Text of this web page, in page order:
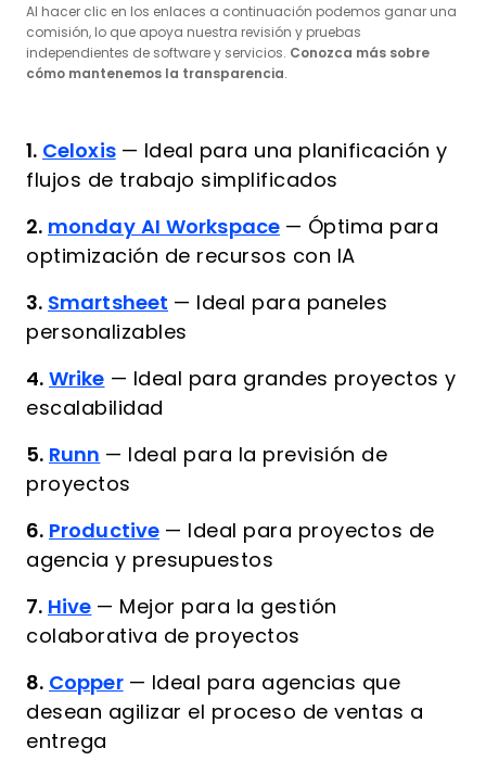
Al hacer clic en los enlaces a continuación podemos ganar una
comisión, lo que apoya nuestra revisión y pruebas
independientes de software y servicios. Conozca más sobre
cómo mantenemos la transparencia
1. Celoxis — Ideal para una planificación y
flujos de trabajo simplificados
2. monday AI Workspace — Óptima para
optimización de recursos con IA
3. Smartsheet — Ideal para paneles
personalizables
4. Wrike — Ideal para grandes proyectos y
escalabilidad
5. Runn — Ideal para la previsión de
proyectos
6. Productive — Ideal para proyectos de
agencia y presupuestos
7. Hive — Mejor para la gestión
colaborativa de proyectos
8. Copper — Ideal para agencias que
desean agilizar el proceso de ventas a
entrega